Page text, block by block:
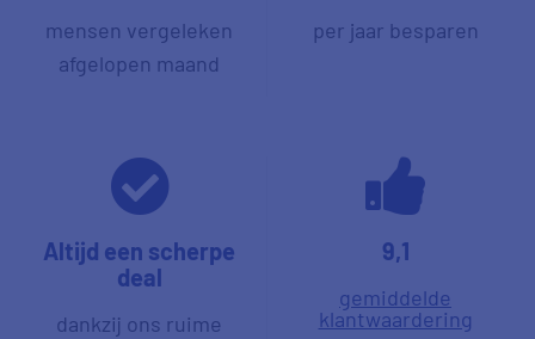
mensen vergeleken
afgelopen maand
per jaar besparen
Altijd een scherpe
deal
dankzij ons ruime
9,1
gemiddelde
klantwaardering